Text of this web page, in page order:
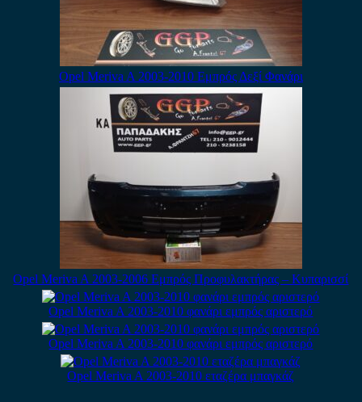
Opel Meriva A 2003-2010 Εμπρός Δεξί Φανάρι
Opel Meriva A 2003-2006 Εμπρός Προφυλακτήρας – Κυπαρισσί
Opel Meriva A 2003-2010 φανάρι εμπρός αριστερό
Opel Meriva A 2003-2010 φανάρι εμπρός αριστερό
Opel Meriva A 2003-2010 εταζέρα μπαγκάζ